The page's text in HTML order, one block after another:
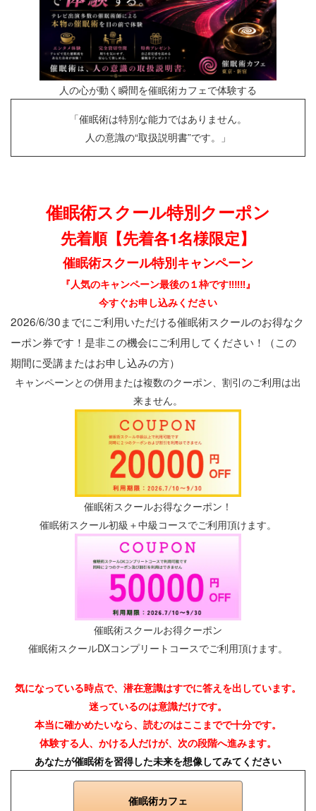
人の心が動く瞬間を催眠術カフェで体験する
「催眠術は特別な能力ではありません。
人の意識の“取扱説明書”です。」
催眠術スクール特別クーポン
先着順【先着各1名様限定】
催眠術スクール特別キャンペーン
『人気のキャンペーン最後の１枠です‼︎‼︎‼︎』
今すぐお申し込みください
2026/6/30までにご利用いただける催眠術スクールのお得なク
ーポン券です！是非この機会にご利用してください！（この
期間に受講またはお申し込みの方）
キャンペーンとの併用または複数のクーポン、割引のご利用は出
来ません。
催眠術スクールお得なクーポン！
催眠術スクール初級＋中級コースでご利用頂けます。
催眠術スクールお得クーポン
催眠術スクールDXコンプリートコースでご利用頂けます。
気になっている時点で、潜在意識はすでに答えを出しています。
迷っているのは意識だけです。
本当に確かめたいなら、読むのはここまでで十分です。
体験する人、かける人だけが、次の段階へ進みます。
あなたが催眠術を習得した未来を想像してみてください
催眠術カフェ